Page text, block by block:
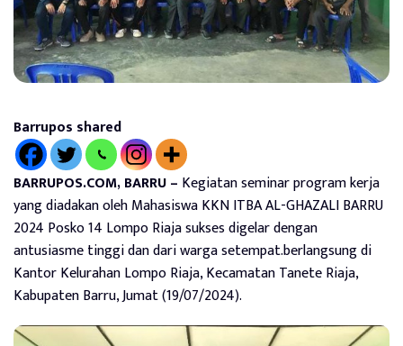
Barrupos shared
BARRUPOS.COM, BARRU – Kegiatan seminar program kerja
yang diadakan oleh Mahasiswa KKN ITBA AL-GHAZALI BARRU
2024 Posko 14 Lompo Riaja sukses digelar dengan
antusiasme tinggi dan dari warga setempat.berlangsung di
Kantor Kelurahan Lompo Riaja, Kecamatan Tanete Riaja,
Kabupaten Barru, Jumat (19/07/2024).